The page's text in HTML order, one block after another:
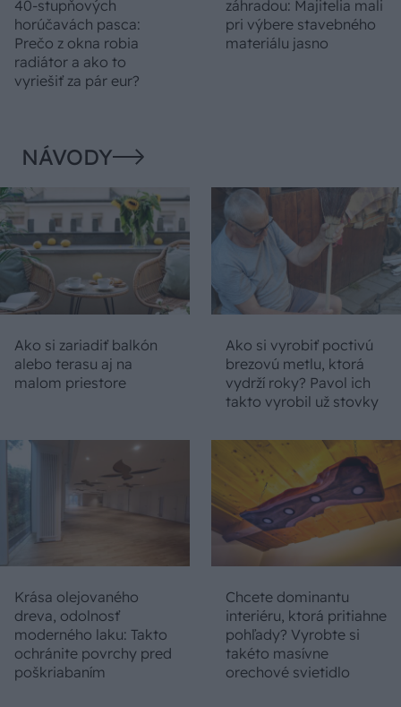
40-stupňových
horúčavách pasca:
Prečo z okna robia
radiátor a ako to
vyriešiť za pár eur?
záhradou: Majitelia mali
pri výbere stavebného
materiálu jasno
NÁVODY
Ako si zariadiť balkón
alebo terasu aj na
malom priestore
Ako si vyrobiť poctivú
brezovú metlu, ktorá
vydrží roky? Pavol ich
takto vyrobil už stovky
Krása olejovaného
dreva, odolnosť
moderného laku: Takto
ochránite povrchy pred
poškriabaním
Chcete dominantu
interiéru, ktorá pritiahne
pohľady? Vyrobte si
takéto masívne
orechové svietidlo